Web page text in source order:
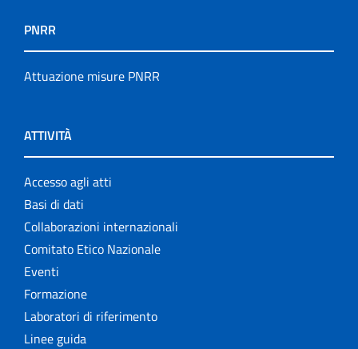
PNRR
Attuazione misure PNRR
ATTIVITÀ
Accesso agli atti
Basi di dati
Collaborazioni internazionali
Comitato Etico Nazionale
Eventi
Formazione
Laboratori di riferimento
Linee guida